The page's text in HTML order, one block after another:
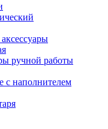
ручной работы
с наполнителем